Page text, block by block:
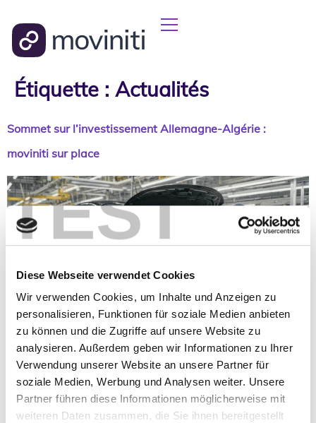
TEST
Diese Webseite verwendet Cookies
Wir verwenden Cookies, um Inhalte und Anzeigen zu
personalisieren, Funktionen für soziale Medien anbieten
zu können und die Zugriffe auf unsere Website zu
analysieren. Außerdem geben wir Informationen zu Ihrer
Verwendung unserer Website an unsere Partner für
soziale Medien, Werbung und Analysen weiter. Unsere
Partner führen diese Informationen möglicherweise mit
weiteren Daten zusammen, die Sie ihnen bereitgestellt
Étiquette : Actualités
Sommet sur l’investissement Allemagne-Algérie :
moviniti sur place
À l’occasion du 20e anniversaire de la Chambre de
Commerce et d’Industrie algéro-allemande, le German
Algeria Investment Summit s’est tenu à Alger.
L’événement a réuni des représentants de premier plan